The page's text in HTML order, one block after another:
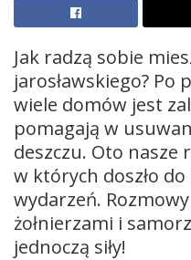
Jak radzą sobie
jarosławskiego? Po
wiele domów jest
pomagają w
deszczu. Oto nasze
w których doszło
wydarzeń.
żołnierzami i
jednoczą siły!